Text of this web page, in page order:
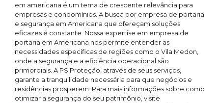
em americana é um tema de crescente relevância para
empresas e condomínios. A busca por empresa de portaria
e segurança em Americana que ofereçam soluções
eficazes é constante. Nossa expertise em empresa de
portaria em Americana nos permite entender as
necessidades específicas de regiões como o Vila Medon,
onde a segurança e a eficiência operacional são
primordiais. A PS Proteção, através de seus serviços,
garante a tranquilidade necessária para que negócios e
residências prosperem. Para mais informações sobre como
otimizar a segurança do seu patrimônio, visite